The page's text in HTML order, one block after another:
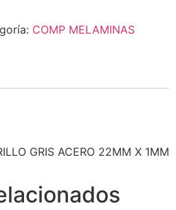
COMP MELAMINAS
GRIS ACERO 22MM X 1MM